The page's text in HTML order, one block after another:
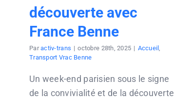
découverte avec
France Benne
Paractiv-trans | octobre 28th, 2025 | Accueil,
Transport Vrac Benne
Un week-end parisien sous le signe
de la convivialité et de la découverte